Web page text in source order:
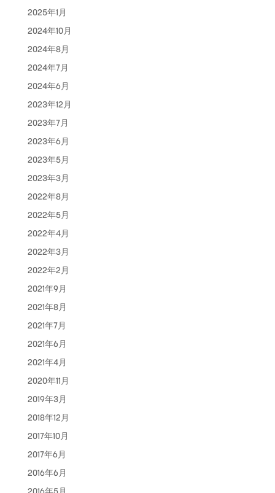
2025年1月
2024年10月
2024年8月
2024年7月
2024年6月
2023年12月
2023年7月
2023年6月
2023年5月
2023年3月
2022年8月
2022年5月
2022年4月
2022年3月
2022年2月
2021年9月
2021年8月
2021年7月
2021年6月
2021年4月
2020年11月
2019年3月
2018年12月
2017年10月
2017年6月
2016年6月